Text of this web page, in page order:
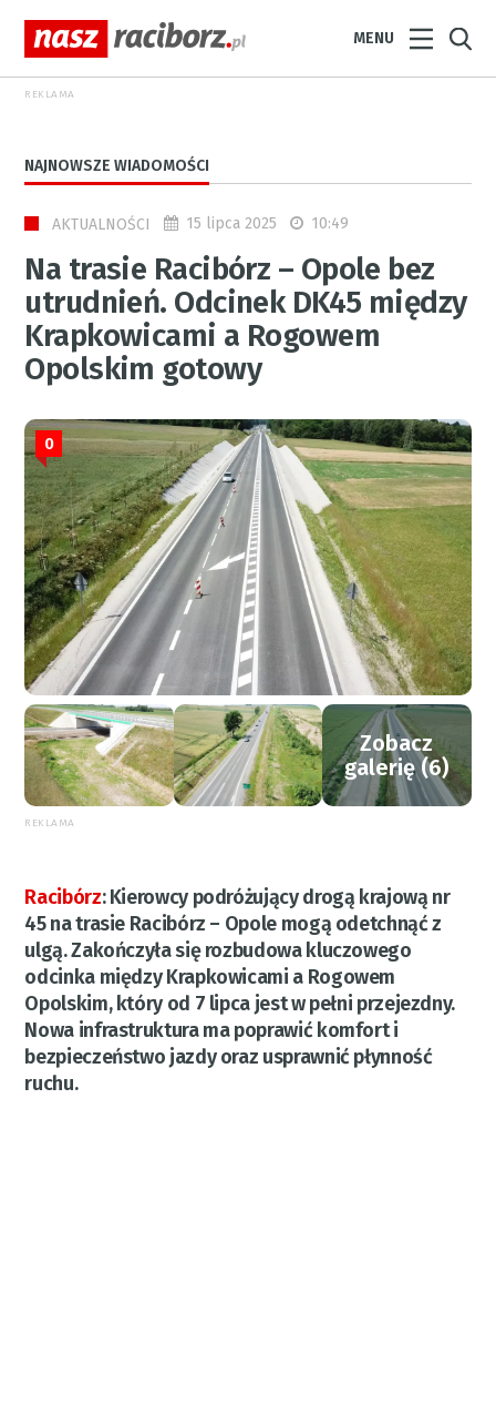
MENU
REKLAMA
NAJNOWSZE WIADOMOŚCI
AKTUALNOŚCI 15 lipca 2025 10:49
Na trasie Racibórz – Opole bez
utrudnień. Odcinek DK45 między
Krapkowicami a Rogowem
Opolskim gotowy
0
Zobacz
galerię (6)
REKLAMA
Racibórz:Kierowcy podróżujący drogą krajową nr
45 na trasie Racibórz – Opole mogą odetchnąć z
ulgą. Zakończyła się rozbudowa kluczowego
odcinka między Krapkowicami a Rogowem
Opolskim, który od 7 lipca jest w pełni przejezdny.
Nowa infrastruktura ma poprawić komfort i
bezpieczeństwo jazdy oraz usprawnić płynność
ruchu.